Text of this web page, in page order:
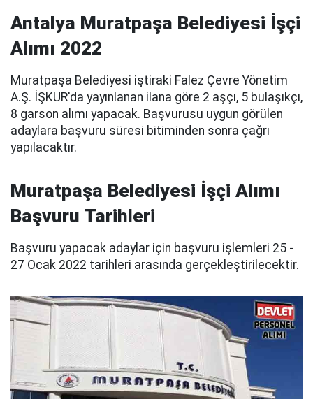
Antalya Muratpaşa Belediyesi İşçi
Alımı 2022
Muratpaşa Belediyesi iştiraki Falez Çevre Yönetim
A.Ş. İŞKUR'da yayınlanan ilana göre 2 aşçı, 5 bulaşıkçı,
8 garson alımı yapacak. Başvurusu uygun görülen
adaylara başvuru süresi bitiminden sonra çağrı
yapılacaktır.
Muratpaşa Belediyesi İşçi Alımı
Başvuru Tarihleri
Başvuru yapacak adaylar için başvuru işlemleri 25 -
27 Ocak 2022 tarihleri arasında gerçekleştirilecektir.